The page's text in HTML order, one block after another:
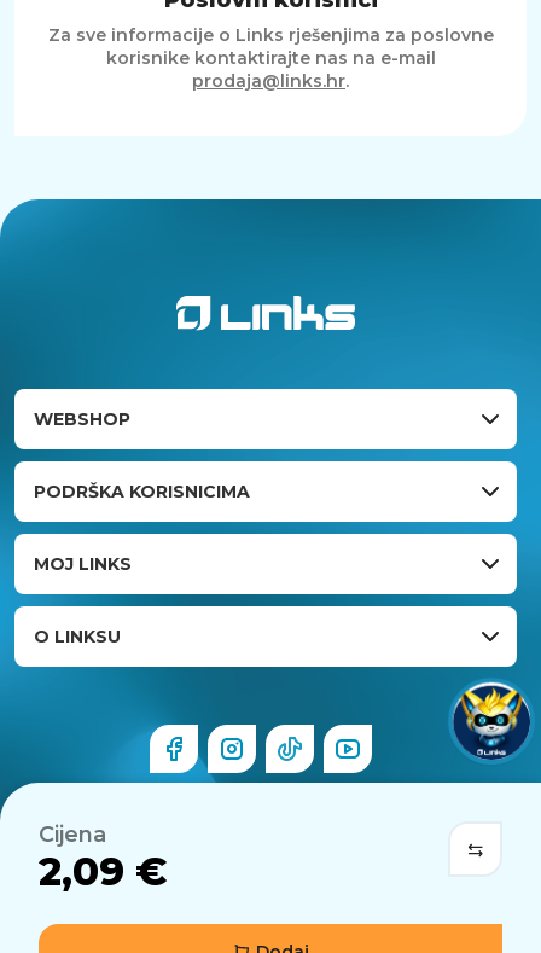
Cijena
2,09 €
Za sve informacije o Links rješenjima za poslovne
korisnike kontaktirajte nas na e-mail
prodaja@links.hr.
WEBSHOP
PODRŠKA KORISNICIMA
MOJ LINKS
O LINKSU